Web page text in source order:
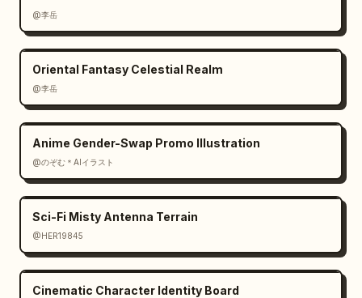
tránh kiểu chữ lộn xộn khó đọc ngoại trừ văn
bản truyện nhỏ trang trí, giữ cảm giác rằng
mọi vật thể đều được làm từ giấy in nhiều lớp
nổi lên từ cuốn sách đang mở."}
@李岳
Oriental Fantasy Celestial Realm
@李岳
Anime Gender-Swap Promo Illustration
@のぞむ＊AIイラスト
Sci-Fi Misty Antenna Terrain
@HER19845
Cinematic Character Identity Board